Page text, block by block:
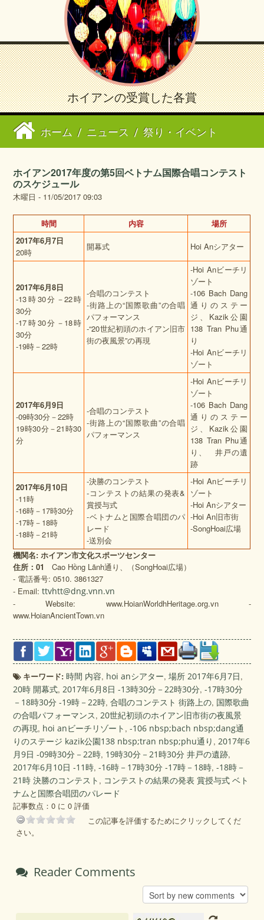
ホイアンの受賞した各賞
ホーム / ニュース / 祭り・イベント
ホイアン2017年度の第5回ベトナム国際合唱コンテスト
のスケジュール
木曜日 - 11/05/2017 09:03
時間 内容
場所
2017年6月7日
20時
開幕式 Hoi Anシアター
2017年6月8日
-13時30分－22時
30分
-17時30分－18時
30分
-19時－22時
-合唱のコンテスト
-街路上の“国際歌曲”の合唱
パフォーマンス
-“20世紀初頭のホイアン旧市
街の夜風景”の再現
-Hoi Anビーチリ
ゾート
-106 Bach Dang
通りのステー
ジ、Kazik公園
138 Tran Phu通
り
-Hoi Anビーチリ
ゾート
2017年6月9日
-09時30分－22時
19時30分－21時30
分
-合唱のコンテスト
-街路上の“国際歌曲”の合唱
パフォーマンス
-Hoi Anビーチリ
ゾート
-106 Bach Dang
通りのステー
ジ、Kazik公園
138 Tran Phu通
り、 井戸の遺
跡
2017年6月10日
-11時
-16時－17時30分
-17時－18時
-18時－21時
-決勝のコンテスト
-コンテストの結果の発表&
賞授与式
-ベトナムと国際合唱団のパ
レード
-送別会
-Hoi Anビーチリ
ゾート
-Hoi Anシアター
-Hoi An旧市街
-SongHoai広場
機関名: ホイアン市文化スポーツセンター
住所：01
Cao Hồng Lãnh通り、（SongHoai広場）
- 電話番号: 0510. 3861327
- Email:ttvhtt@dng.vnn.vn
- Website: www.HoianWorldhHeritage.org.vn -
www.HoianAncientTown.vn
キーワード:時間 内容, hoi anシアター,場所 2017年6月7日,
20時 開幕式,2017年6月8日 -13時30分－22時30分,-17時30分
－18時30分 -19時－22時,合唱のコンテスト 街路上の, 国際歌曲
の合唱パフォーマンス,20世紀初頭のホイアン旧市街の夜風景
の再現, hoi anビーチリゾート ,-106 nbsp;bach nbsp;dang通
りのステージ kazik公園138 nbsp;tran nbsp;phu通り ,2017年6
月9日 -09時30分－22時, 19時30分－21時30分 井戸の遺跡,
2017年6月10日 -11時,-16時－17時30分 -17時－18時,-18時－
21時 決勝のコンテスト , コンテストの結果の発表 賞授与式 ベト
ナムと国際合唱団のパレード
記事数点：0 に 0 評価
この記事を評価するためにクリックしてくだ
さい。
Reader Comments